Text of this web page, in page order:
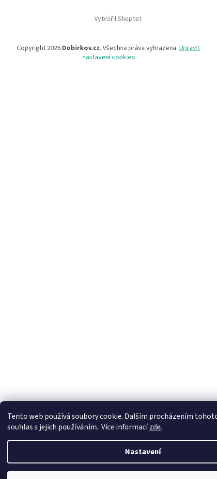
Tento web používá soubory cookie. Dalším procházením
souhlas s jejich používáním.. Více informacízde.
Nastavení
Vytvořil Shoptet
Copyright 2026 Dobirkov.cz. Všechna práva vyhrazena. Upravit
nastavení cookies